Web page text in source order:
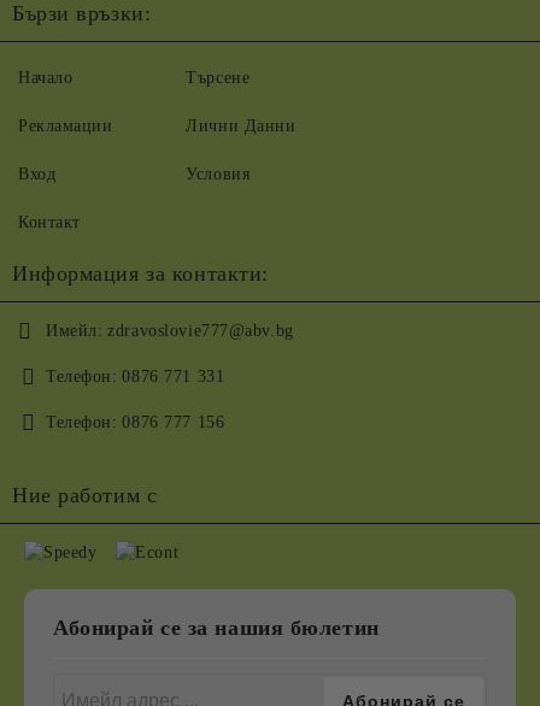
Бързи връзки:
Начало
Рекламации
Вход
Контакт
Търсене
Лични Данни
Условия
Информация за контакти:
Имейл: zdravoslovie777@abv.bg
Телефон: 0876 771 331
Телефон: 0876 777 156
Ние работим с
Абонирай се за нашия бюлетин